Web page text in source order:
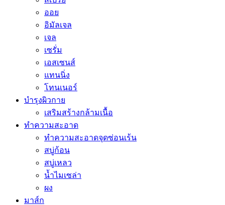
ออย
อิมัลเจล
เจล
เซรั่ม
เอสเซนส์
แทนนิ่ง
โทนเนอร์
บำรุงผิวกาย
เสริมสร้างกล้ามเนื้อ
ทำความสะอาด
ทำความสะอาดจุดซ่อนเร้น
สบู่ก้อน
สบู่เหลว
น้ำไมเซล่า
ผง
มาส์ก